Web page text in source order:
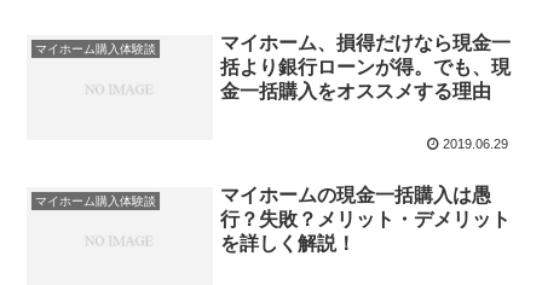
マイホーム購入体験談
マイホーム、損得だけなら現金一
括より銀行ローンが得。でも、現
金一括購入をオススメする理由
2019.06.29
マイホーム購入体験談
マイホームの現金一括購入は愚
行？失敗？メリット・デメリット
を詳しく解説！